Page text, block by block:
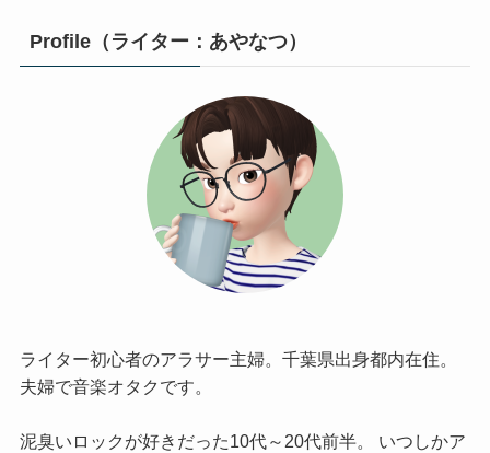
Profile（ライター：あやなつ）
ライター初心者のアラサー主婦。千葉県出身都内在住。
夫婦で音楽オタクです。
泥臭いロックが好きだった10代～20代前半。 いつしかア